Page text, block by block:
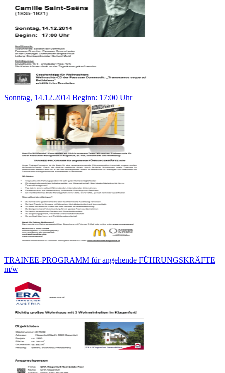
Sonntag, 14.12.2014 Beginn: 17:00 Uhr
TRAINEE-PROGRAMM für angehende FÜHRUNGSKRÄFTE
m/w